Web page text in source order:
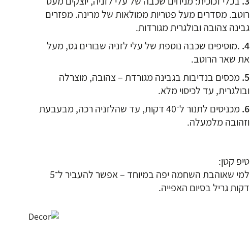
רוטב. מסדרים מעל פטריות ממולאות של מרינה. מפזרים
גבינה צהובה ובולגרית מגורדות.
.מוסיפים שכבה נוספת של עלי לזניה שבורים גס, מעל
את שאר הרוטב.
מכסים בנדיבות בגבינה מגורדת – צהובה, מוצרלה
ובולגרית, עד לכיסוי מלא.
מכניסים לתנור ל־40 דקות, עד שהלזניה רכה, מבעבעת
וזהובה מלמעלה.
טיפ קטן:
למי שאוהבת השחמה יפה במיוחד – אפשר להעביר ל־5
דקות גריל בסיום האפייה.